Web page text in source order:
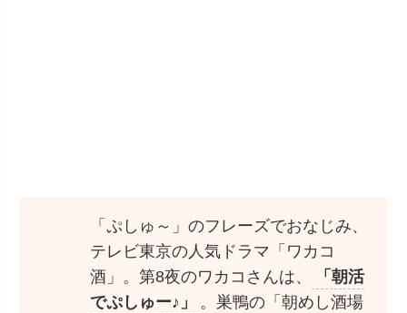
「ぷしゅ～」のフレーズでおなじみ、
テレビ東京の人気ドラマ「ワカコ
酒」。第8夜のワカコさんは、
「朝活
でぷしゅー♪」
。巣鴨の「朝めし酒場